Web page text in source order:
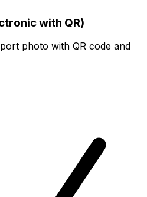
with QR)
photo with QR code and